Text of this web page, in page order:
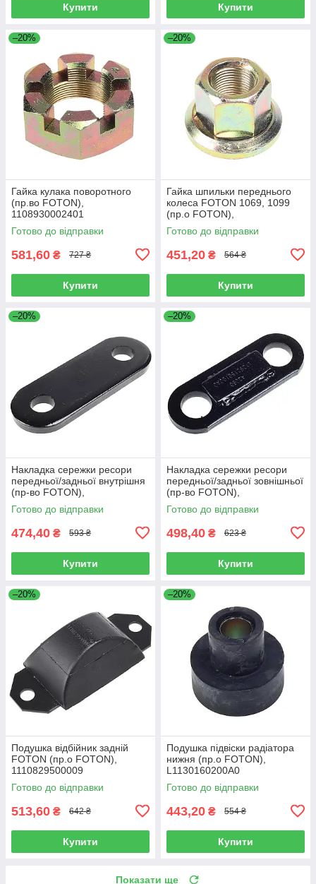
Купити Купити
–20%
Гайка кулака поворотного
(пр.во FOTON),
1108930002401
Готово до відправки
581,60 ₴ 727 ₴
Купити
–20%
Гайка шпильки переднього
колеса FOTON 1069, 1099
(пр.о FOTON),
1106930003404
Готово до відправки
451,20 ₴ 564 ₴
Купити
–20%
Накладка сережки ресори
передньої/задньої внутрішня
(пр-во FOTON),
L1292150200A0
Готово до відправки
474,40 ₴ 593 ₴
Купити
–20%
Накладка сережки ресори
передньої/задньої зовнішньої
(пр-во FOTON),
L1292150100A0
Готово до відправки
498,40 ₴ 623 ₴
Купити
–20%
Подушка відбійник задній
FOTON (пр.о FOTON),
1110829500009
Готово до відправки
513,60 ₴ 642 ₴
Купити
–20%
Подушка підвіски радіатора
нижня (пр.о FOTON),
L1130160200A0
Готово до відправки
443,20 ₴ 554 ₴
Купити
Показати ще